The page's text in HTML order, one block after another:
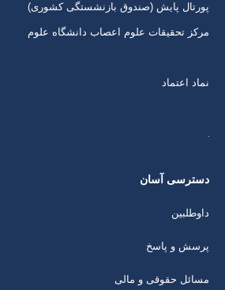
پورتال پایش (صندوق بازنشستگی کشوری)
مرکز تحقیقات علوم اعصاب دانشگاه علوم
نماد اعتماد
دسترسی آسان
داوطلبین
پرسش و پاسخ
مسائل حقوقی و مالی